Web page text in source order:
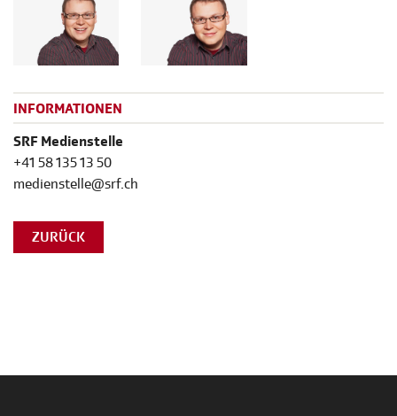
INFORMATIONEN
SRF Medienstelle
+41 58 135 13 50
medienstelle@srf.ch
ZURÜCK